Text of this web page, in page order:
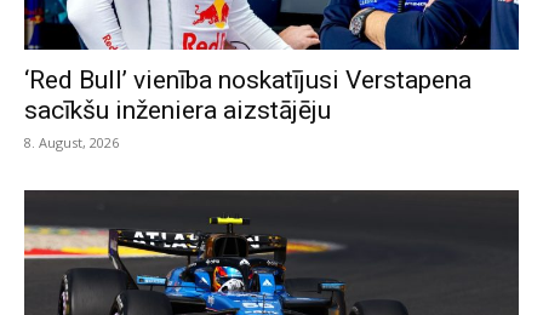
‘Red Bull’ vienība noskatījusi Verstapena
sacīkšu inženiera aizstājēju
8. August, 2026